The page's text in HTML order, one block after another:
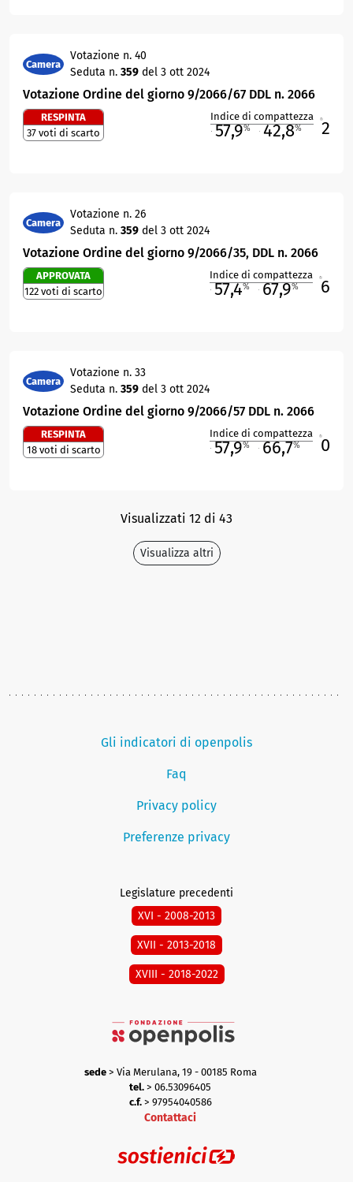
Camera
Votazione n. 40
Seduta n. 359 del 3 ott 2024
Votazione Ordine del giorno 9/2066/67 DDL n. 2066
RESPINTA
37 voti di scarto
Indice di compattezza
57,9% 42,8% 2
Camera
Votazione n. 26
Seduta n. 359 del 3 ott 2024
Votazione Ordine del giorno 9/2066/35, DDL n. 2066
APPROVATA
122 voti di scarto
Indice di compattezza
57,4% 67,9% 6
Camera
Votazione n. 33
Seduta n. 359 del 3 ott 2024
Votazione Ordine del giorno 9/2066/57 DDL n. 2066
RESPINTA
18 voti di scarto
Indice di compattezza
57,9% 66,7% 0
Visualizzati 12 di 43
Visualizza altri
Gli indicatori di openpolis
Faq
Privacy policy
Preferenze privacy
Legislature precedenti
XVI - 2008-2013
XVII - 2013-2018
XVIII - 2018-2022
sede> Via Merulana, 19 - 00185 Roma
tel. > 06.53096405
c.f.> 97954040586
Contattaci